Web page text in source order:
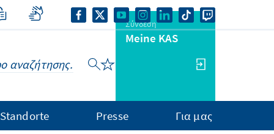
Σύνδεση
Meine KAS
Standorte Presse Για μας